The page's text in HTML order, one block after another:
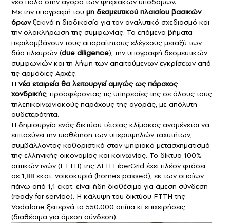
Με την υπογραφή του μη δεσμευτικού πλαισίου βασικών
όρωνξεκινά η διαδικασία για τον αναλυτικό σχεδιασμό και
την ολοκλήρωση της συμφωνίας. Τα επόμενα βήματα
περιλαμβάνουν τους απαραίτητους ελέγχους μεταξύ των
δύο πλευρών (due diligence), την υπογραφή δεσμευτικών
συμφωνιών και τη λήψη των απαιτούμενων εγκρίσεων από
τις αρμόδιες Αρχές.
Η νέα εταιρεία θα λειτουργεί αμιγώς ως πάροχος
χονδρικής, προσφέροντας τις υπηρεσίες της σε όλους τους
τηλεπικοινωνιακούς παρόχους της αγοράς, με απόλυτη
ουδετερότητα.
Η δημιουργία ενός δικτύου τέτοιας κλίμακας αναμένεται να
επιταχύνει την υιοθέτηση των υπερυψηλών ταχυτήτων,
συμβάλλοντας καθοριστικά στον ψηφιακό μετασχηματισμό
της ελληνικής οικονομίας και κοινωνίας. Το δίκτυο 100%
οπτικών ινών (FTTH) της ΔΕΗ FiberGrid έχει πλέον φτάσει
σε 1,88 εκατ. νοικοκυριά (homes passed), εκ των οποίων
πάνω από 1,1 εκατ. είναι ήδη διαθέσιμα για άμεση σύνδεση
(ready for service). Η κάλυψη του δικτύου FTTH της
Vodafone ξεπερνά τα 550.000 σπίτια κι επιχειρήσεις
(διαθέσιμα για άμεση σύνδεση).